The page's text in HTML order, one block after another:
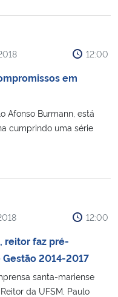
12:00
em
Afonso Burmann, está
cumprindo uma série
12:00
reitor faz pré-
2014-2017
santa-mariense
da UFSM, Paulo